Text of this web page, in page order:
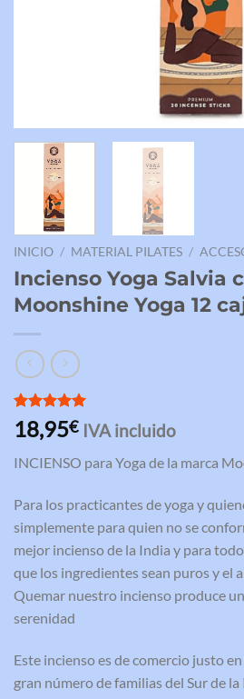
INICIO / MATERIAL PILATES /
Incienso Yoga Salvia
Moonshine Yoga 12
Valorado
con5.00
base a
3
18,95€ IVA incluido
INCIENSO para Yoga de la marca
Para los practicantes de yoga y
simplemente para quien no se
mejor incienso de la India y para
que los ingredientes sean puros y el
Quemar nuestro incienso produce
serenidad
Este incienso es de comercio justo
gran número de familias del Sur de la